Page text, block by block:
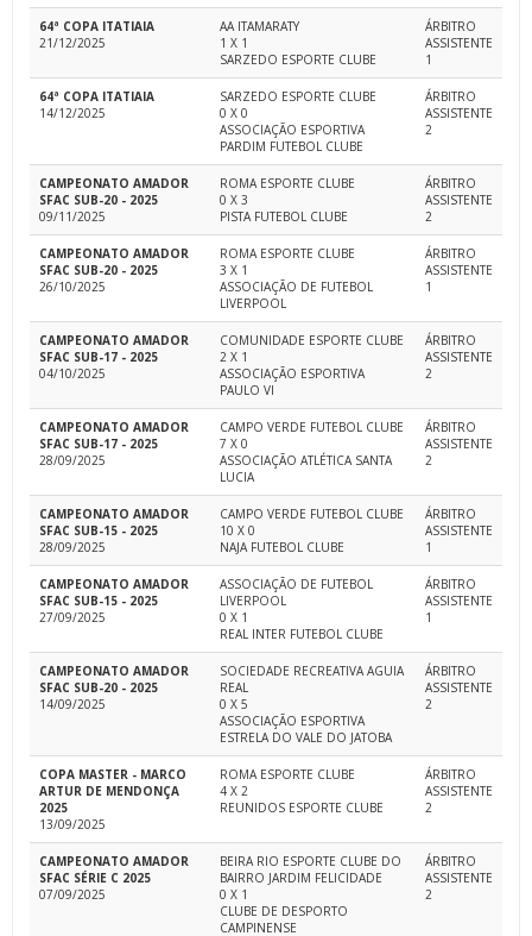
64ª COPA ITATIAIA
21/12/2025
AA ITAMARATY
1 X 1
SARZEDO ESPORTE CLUBE
ÁRBITRO
ASSISTENTE
1
64ª COPA ITATIAIA
14/12/2025
SARZEDO ESPORTE CLUBE
0 X 0
ASSOCIAÇÃO ESPORTIVA
PARDIM FUTEBOL CLUBE
ÁRBITRO
ASSISTENTE
2
CAMPEONATO AMADOR
SFAC SUB-20 - 2025
09/11/2025
ROMA ESPORTE CLUBE
0 X 3
PISTA FUTEBOL CLUBE
ÁRBITRO
ASSISTENTE
2
CAMPEONATO AMADOR
SFAC SUB-20 - 2025
26/10/2025
ROMA ESPORTE CLUBE
3 X 1
ASSOCIAÇÃO DE FUTEBOL
LIVERPOOL
ÁRBITRO
ASSISTENTE
1
CAMPEONATO AMADOR
SFAC SUB-17 - 2025
04/10/2025
COMUNIDADE ESPORTE CLUBE
2 X 1
ASSOCIAÇÃO ESPORTIVA
PAULO VI
ÁRBITRO
ASSISTENTE
2
CAMPEONATO AMADOR
SFAC SUB-17 - 2025
28/09/2025
CAMPO VERDE FUTEBOL CLUBE
7 X 0
ASSOCIAÇÃO ATLÉTICA SANTA
LUCIA
ÁRBITRO
ASSISTENTE
2
CAMPEONATO AMADOR
SFAC SUB-15 - 2025
28/09/2025
CAMPO VERDE FUTEBOL CLUBE
10 X 0
NAJA FUTEBOL CLUBE
ÁRBITRO
ASSISTENTE
1
CAMPEONATO AMADOR
SFAC SUB-15 - 2025
27/09/2025
ASSOCIAÇÃO DE FUTEBOL
LIVERPOOL
0 X 1
REAL INTER FUTEBOL CLUBE
ÁRBITRO
ASSISTENTE
1
CAMPEONATO AMADOR
SFAC SUB-20 - 2025
14/09/2025
SOCIEDADE RECREATIVA AGUIA
REAL
0 X 5
ASSOCIAÇÃO ESPORTIVA
ESTRELA DO VALE DO JATOBA
ÁRBITRO
ASSISTENTE
2
COPA MASTER - MARCO
ARTUR DE MENDONÇA
2025
13/09/2025
ROMA ESPORTE CLUBE
4 X 2
REUNIDOS ESPORTE CLUBE
ÁRBITRO
ASSISTENTE
2
CAMPEONATO AMADOR
SFAC SÉRIE C 2025
07/09/2025
BEIRA RIO ESPORTE CLUBE DO
BAIRRO JARDIM FELICIDADE
0 X 1
CLUBE DE DESPORTO
CAMPINENSE
ÁRBITRO
ASSISTENTE
2